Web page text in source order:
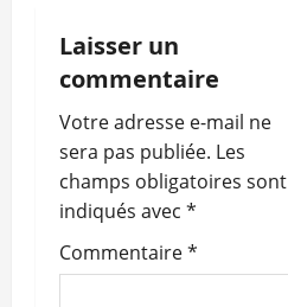
t
i
o
n
d
’
Laisser un
commentaire
Votre adresse e-mail ne
sera pas publiée. Les
champs obligatoires sont
indiqués avec *
Commentaire*